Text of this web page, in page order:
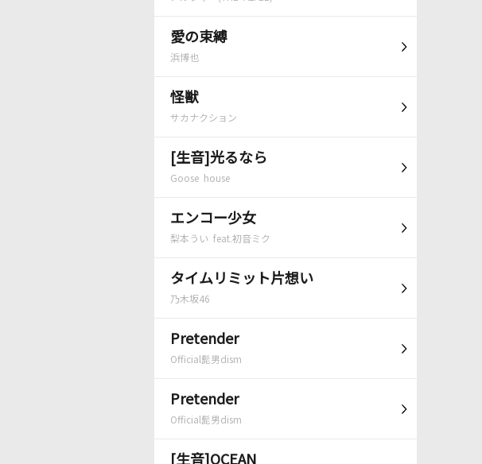
愛の束縛
浜博也
怪獣
サカナクション
[生音]光るなら
Goose house
エンコー少女
梨本うい feat.初音ミク
タイムリミット片想い
乃木坂46
Pretender
Official髭男dism
Pretender
Official髭男dism
[生音]OCEAN